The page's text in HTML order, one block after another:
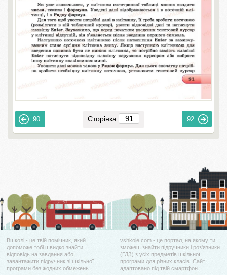
90 Сторінка 92
Вшколі - це твій помічник, який
допоможе тобі швидко знайти
відповідь на завдання або
завантажити підручник зі шкільної
програми без жодних обмежень.
vshkole.com - це портал, на якому ти
зможеш знайти підручники і роз'язники
(ГДЗ) з усіх предметів шкільної
програми для різних класів. Сайт
адаптовано під твій смартфон.